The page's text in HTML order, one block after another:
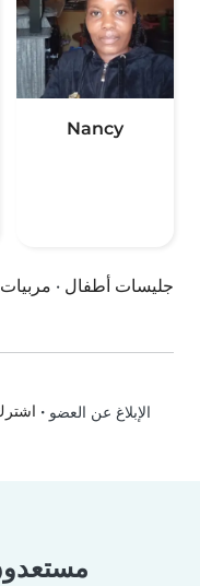
Nancy
جليسات أطفال ·
الإبلاغ عن العضو •